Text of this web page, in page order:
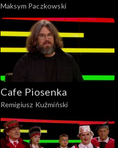
Maksym Paczkowski
Cafe Piosenka
Remigiusz Kuźmiński